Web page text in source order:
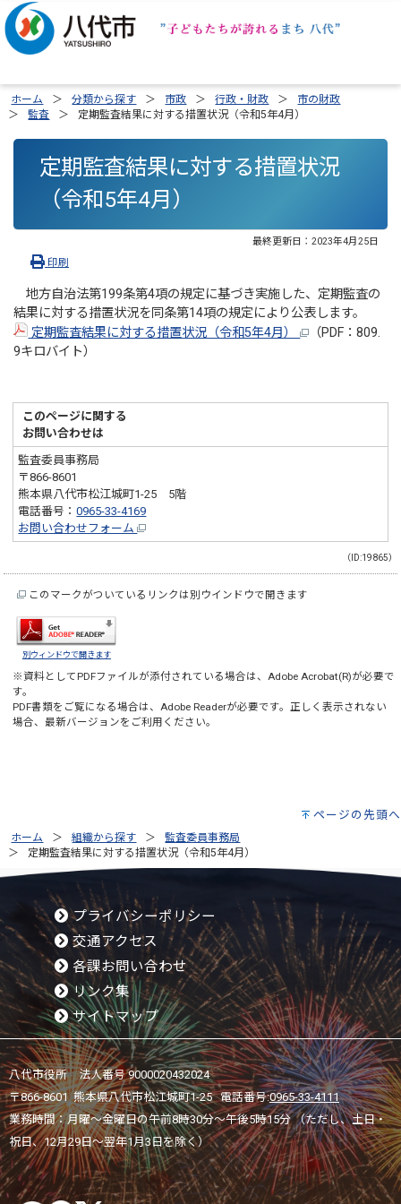
ホーム 分類から探す 市政 行政・財政
市の財政
監査
定期監査結果に対する措置状況（令和5年4月）
定期監査結果に対する措置状況
（令和5年4月）
最終更新日： 2023年4月25日
印刷
地方自治法第199条第4項の規定に基づき実施した、定期監査の
結果に対する措置状況を同条第14項の規定により公表します。
定期監査結果に対する措置状況（令和5年4月）
（PDF：809.
9キロバイト）
このページに関する
お問い合わせは
監査委員事務局
〒866-8601
熊本県八代市松江城町1-25 5階
電話番号：0965-33-4169
お問い合わせフォーム
（ID:19865）
このマークがついているリンクは別ウインドウで開きます
別ウィンドウで開きます
※資料としてPDFファイルが添付されている場合は、 Adobe Acrobat(R)が必要で
す。
PDF書類をご覧になる場合は、 Adobe Readerが必要です。正しく表示されない
場合、最新バージョンをご利用ください。
ページの先頭へ
ホーム 組織から探す
監査委員事務局
定期監査結果に対する措置状況（令和5年4月）
プライバシーポリシー
交通アクセス
各課お問い合わせ
リンク集
サイトマップ
八代市役所 法人番号 9000020432024
〒866-8601 熊本県八代市松江城町1-25 電話番号:0965-33-4111
業務時間：月曜～金曜日の午前8時30分～午後5時15分 （ただし、土日・
祝日、12月29日～翌年1月3日を除く）